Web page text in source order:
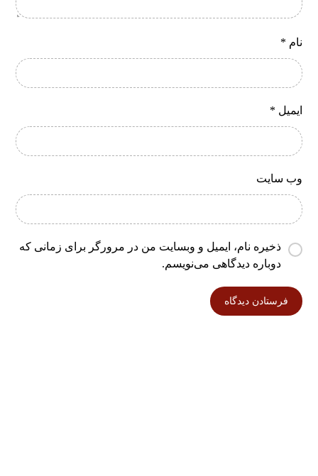
نام *
ایمیل *
وب‌ سایت
ذخیره نام، ایمیل و وبسایت من در مرورگر برای زمانی که
دوباره دیدگاهی می‌نویسم.